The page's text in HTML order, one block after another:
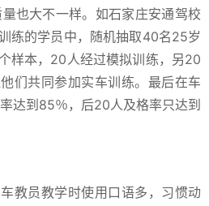
也大不一样。如石家庄安通驾校
练的学员中，随机抽取40名25岁
样本，20人经过模拟训练，另20
们共同参加实车训练。最后在车
达到85％，后20人及格率只达到
教员教学时使用口语多，习惯动